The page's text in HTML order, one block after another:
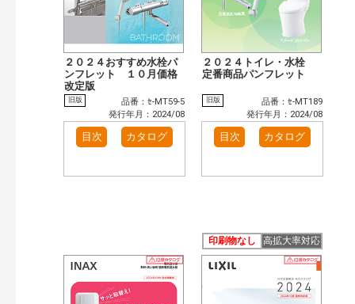
２０２４おすすめ水栓パ
ンフレット １０月価格
改定版
旧版
品番：ｾ-MT59-5
発行年月：2024/08
目次 カタログ
２０２４トイレ・水栓
定番商品パンフレット
旧版
品番：ｾ-MT189
発行年月：2024/08
目次 カタログ
印刷物なし 高拡大率対応